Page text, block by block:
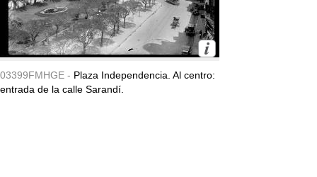
03399FMHGE - Plaza Independencia. Al centro:
entrada de la calle Sarandí.